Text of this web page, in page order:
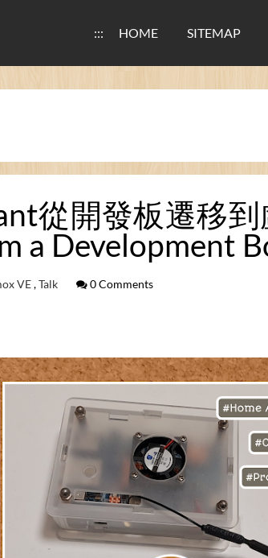
::: HOME SITEMAP
從開發板遷移
a Development
VE,Talk 0 Comments